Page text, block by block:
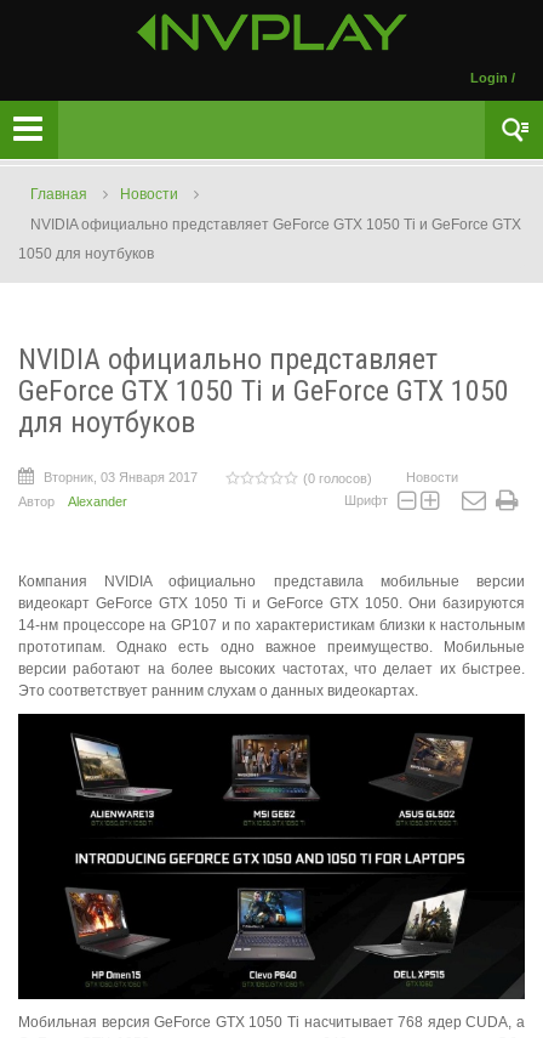
Login /
Главная
Новости
NVIDIA официально представляет GeForce GTX 1050 Ti и GeForce GTX
1050 для ноутбуков
NVIDIA официально представляет
GeForce GTX 1050 Ti и GeForce GTX 1050
для ноутбуков
Вторник, 03 Января 2017 (0 голосов)
Новости
Автор
Alexander Шрифт
Компания NVIDIA официально представила мобильные версии
видеокарт GeForce GTX 1050 Ti и GeForce GTX 1050. Они базируются
14-нм процессоре на GP107 и по характеристикам близки к настольным
прототипам. Однако есть одно важное преимущество. Мобильные
версии работают на более высоких частотах, что делает их быстрее.
Это соответствует ранним слухам о данных видеокартах.
Мобильная версия GeForce GTX 1050 Ti насчитывает 768 ядер CUDA, а